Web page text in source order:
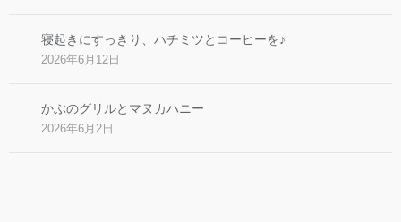
寝起きにすっきり、ハチミツとコーヒーを♪
2026年6月12日
かぶのグリルとマヌカハニー
2026年6月2日